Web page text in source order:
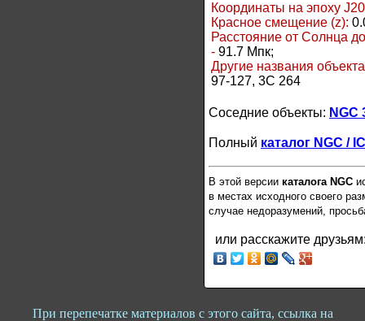
Координаты на эпоху
Красное смещение (z):
Расстояние от Солнца
- 91.7 Мпк;
Другие названия
97-127, 3C 264
Соседние объекты: NGC
Полный каталог NGC / IC
В этой версии каталога NGC
в местах исходного своего
случае недоразумений,
или расскажите
При перепечатке материалов с этого сайта, ссылка на